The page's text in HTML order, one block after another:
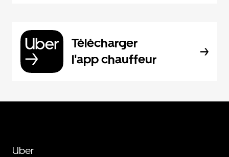
Télécharger
l'app chauffeur
Uber